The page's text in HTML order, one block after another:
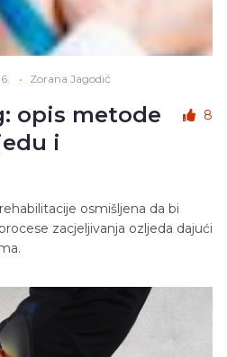
• Zorana Jagodić
opis metode
i
8
osmišljena da bi
zacjeljivanja ozljeda dajući